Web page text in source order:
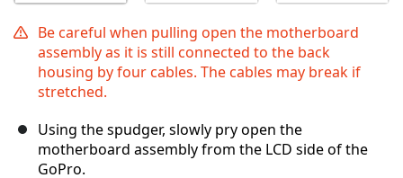
Be careful when pulling open the motherboard
assembly as it is still connected to the back
housing by four cables. The cables may break if
stretched.
Using the spudger, slowly pry open the
motherboard assembly from the LCD side of the
GoPro.